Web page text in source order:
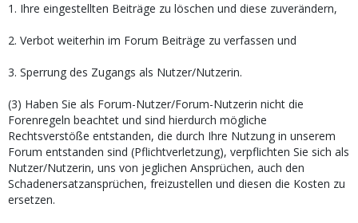
1. Ihre eingestellten Beiträge zu löschen und diese zuverändern,
2. Verbot weiterhin im Forum Beiträge zu verfassen und
3. Sperrung des Zugangs als Nutzer/Nutzerin.
(3) Haben Sie als Forum-Nutzer/Forum-Nutzerin nicht die
Forenregeln beachtet und sind hierdurch mögliche
Rechtsverstöße entstanden, die durch Ihre Nutzung in unserem
Forum entstanden sind (Pflichtverletzung), verpflichten Sie sich als
Nutzer/Nutzerin, uns von jeglichen Ansprüchen, auch den
Schadenersatzansprüchen, freizustellen und diesen die Kosten zu
ersetzen.